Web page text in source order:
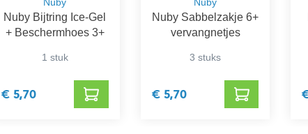
Nûby
Nuby Bijtring Ice-Gel
+ Beschermhoes 3+
1 stuk
€ 5,70
Nûby
Nuby Sabbelzakje 6+
vervangnetjes
3 stuks
€ 5,70